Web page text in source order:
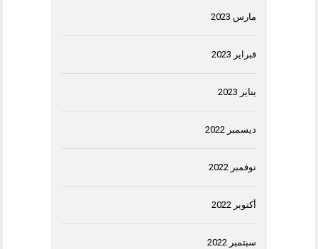
مارس 2023
فبراير 2023
يناير 2023
ديسمبر 2022
نوفمبر 2022
أكتوبر 2022
سبتمبر 2022